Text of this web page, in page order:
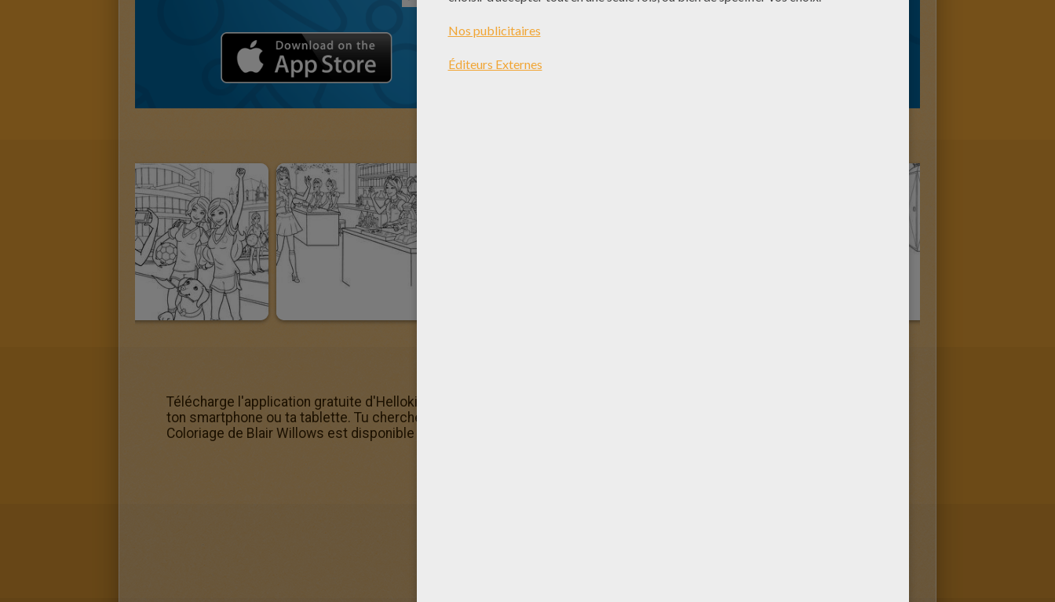
Télécharge l'application gratuite d'Hellokids et colorie ce coloriage Barbie Coloriage de Blair Willows directement sur
ton smartphone ou ta tablette. Tu cherches des coloriage Barbie gratuits à faire en ligne ? Ce coloriage Barbie
Coloriage de Blair Willows est disponible directement dans la machine à colorier.